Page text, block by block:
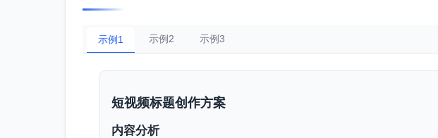
示例1 示例2 示例3
短视频标题创作方案
内容分析